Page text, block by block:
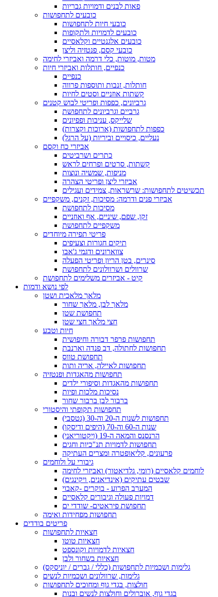
פאות לבנים ודמויות גבריות
כובעים לתחפושות
כובעי חיות לתחפושות
כובעים לדמויות ולתקופות
כובעים אלגנטיים וקלאסיים
כובעי קסם, פנטזיה וליצן
מטות, מוטות, כלי דרמה ואביזרי לחימה
כנפיים, חותלות ואביזרי חיות
כנפיים
חותלות, זנבות ותוספות פרווה
קשתות אוזניים וסטים לחיות
גרביונים, כפפות ופריטי לבוש קטנים
גרביים וגרביונים לתחפושת
שלייקס, עניבות ופפיונים
כפפות לתחפושות (ארוכות וקצרות)
נעליים, כיסויים וביריות (על הרגל)
אביזרי כח וקסם
כתרים ושרביטים
קשתות, סרטים ופרחים לראש
מניפות, שמשיה ונוצות
אביזרי ליצן ופריטי הצהרה
תכשיטים לתחפושות: שרשראות, צמידים ועגילים
אביזרי פנים ודרמה: מסיכות, זקנים, משקפיים
מסיכות לתחפושת
זקן, שפם, שיניים, אף ואוזניים
משקפיים לתחפושת
פריטי תפירה מיוחדים
תיקים חגורות וצעיפים
צווארונים ודגמי ג'אבו
סינרים, בטן הריון ופריטי הפעלה
שרוולים ושרוולונים לתחפושת
קיט - אביזרים משלימים לתחפושת
לפי נושא ודמות
מלאך מלאכית ושטן
מלאך לבן, מלאך שחור
תחפושת שטן
חצי מלאך חצי שטן
חיות וטבע
תחפושות פרפר דבורה וחיפושית
תחפושות לחתולה, דב פנדה וארנבת
תחפושת טווס
תחפושות לאיילה, אריה ותות
תחפושות מהאגדות ופנטזיה
תחפושות מהאגדות וסיפורי ילדים
נסיכות מלכות ופיות
ברבור לבן ברבור שחור
תחפושות תקופתי והיסטורי
תחפושות לשנות ה-20 וה-30 (גטסבי)
שנות ה-60 וה-70 (היפים ודיסקו)
הרנסנס והמאה ה-19 (ויקטוריאני)
תחפושות לדמויות תנ"כיות וחגים
פרעונים, קליאופטרה ומצרים העתיקה
גיבורי על ולוחמים
לוחמים קלאסיים (רומי, גלדיאטור) ואביזרי לחימה
שבטים עתיקים (אינדיאנים, ויקינגים)
המערב הפרוע - בוקרים -קאבוי
דמויות פעולה וגיבורים קלאסיים
תחפושת פיראטים- שודדי ים
תחפושות מפחידות ואימה
פריטים בודדים
חצאיות לתחפושות
חצאיות טוטו
חצאיות לדמויות וקונספט
חצאיות בשחור ולבן
גלימות ושכמיות לתחפושות (כללי / גברים / יוניסקס)
גלימות, שרוולונים ושכמיות לנשים
חולצות, בגדי גוף ומחוכים לתחפושות
בגדי גוף, אוברולים וחולצות לנשים ובנות